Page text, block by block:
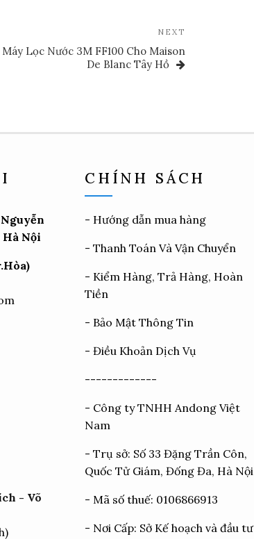
NEXT
Lọc Nước 3M FF100 Cho Maison
De Blanc Tây Hồ
Nguyễn
Nội
- Võ
CHÍNH SÁCH
- Hướng dẫn mua hàng
- Thanh Toán Và Vận Chuyển
- Kiểm Hàng, Trả Hàng, Hoàn
Tiền
- Bảo Mật Thông Tin
- Điều Khoản Dịch Vụ
-------------
- Công ty TNHH Andong Việt
Nam
- Trụ sở: Số 33 Đặng Trần Côn,
Quốc Tử Giám, Đống Đa, Hà Nội
- Mã số thuế: 0106866913
- Nơi Cấp: Sở Kế hoạch và đầu tư